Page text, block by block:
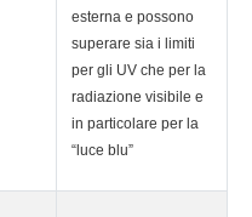
esterna e possono
superare sia i limiti
per gli UV che per la
radiazione visibile e
in particolare per la
“luce blu”